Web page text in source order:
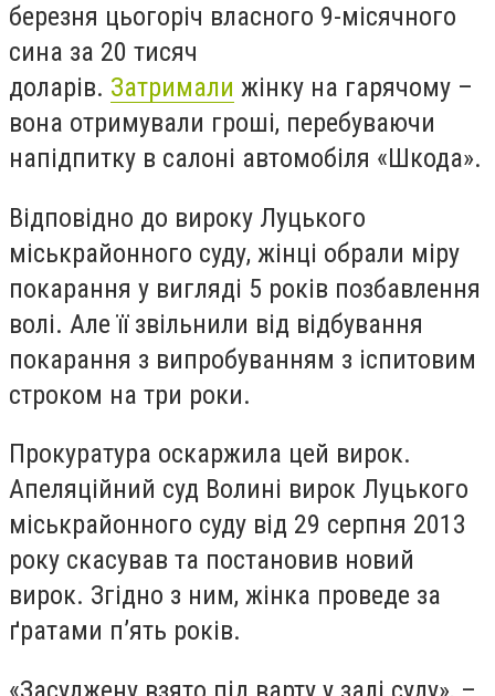
березня цьогоріч власного 9-місячного
сина за 20 тисяч
доларів. Затримали жінку на гарячому –
вона отримували гроші, перебуваючи
напідпитку в салоні автомобіля «Шкода».
Відповідно до вироку Луцького
міськрайонного суду, жінці обрали міру
покарання у вигляді 5 років позбавлення
волі. Але її звільнили від відбування
покарання з випробуванням з іспитовим
строком на три роки.
Прокуратура оскаржила цей вирок.
Апеляційний суд Волині вирок Луцького
міськрайонного суду від 29 серпня 2013
року скасував та постановив новий
вирок. Згідно з ним, жінка проведе за
ґратами п’ять років.